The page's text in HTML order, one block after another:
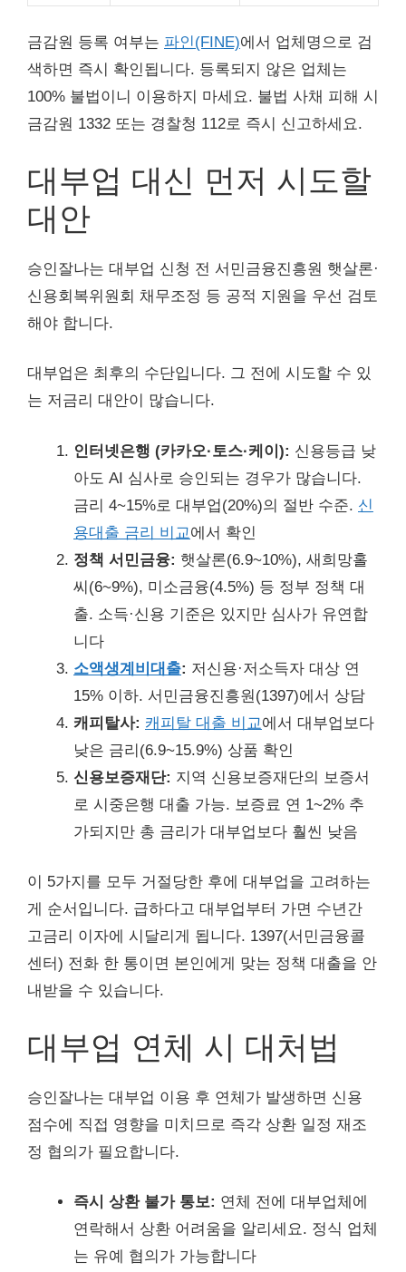
금감원 등록 여부는 파인(FINE)에서 업체명으로 검
색하면 즉시 확인됩니다. 등록되지 않은 업체는
100% 불법이니 이용하지 마세요. 불법 사채 피해 시
금감원 1332 또는 경찰청 112로 즉시 신고하세요.
대부업 대신 먼저 시도할
대안
승인잘나는 대부업 신청 전 서민금융진흥원 햇살론·
신용회복위원회 채무조정 등 공적 지원을 우선 검토
해야 합니다.
대부업은 최후의 수단입니다. 그 전에 시도할 수 있
는 저금리 대안이 많습니다.
인터넷은행 (카카오·토스·케이): 신용등급 낮
아도 AI 심사로 승인되는 경우가 많습니다.
금리 4~15%로 대부업(20%)의 절반 수준. 신
용대출 금리 비교에서 확인
정책 서민금융: 햇살론(6.9~10%), 새희망홀
씨(6~9%), 미소금융(4.5%) 등 정부 정책 대
출. 소득·신용 기준은 있지만 심사가 유연합
니다
소액생계비대출: 저신용·저소득자 대상 연
15% 이하. 서민금융진흥원(1397)에서 상담
캐피탈사: 캐피탈 대출 비교에서 대부업보다
낮은 금리(6.9~15.9%) 상품 확인
신용보증재단: 지역 신용보증재단의 보증서
로 시중은행 대출 가능. 보증료 연 1~2% 추
가되지만 총 금리가 대부업보다 훨씬 낮음
이 5가지를 모두 거절당한 후에 대부업을 고려하는
게 순서입니다. 급하다고 대부업부터 가면 수년간
고금리 이자에 시달리게 됩니다. 1397(서민금융콜
센터) 전화 한 통이면 본인에게 맞는 정책 대출을 안
내받을 수 있습니다.
대부업 연체 시 대처법
승인잘나는 대부업 이용 후 연체가 발생하면 신용
점수에 직접 영향을 미치므로 즉각 상환 일정 재조
정 협의가 필요합니다.
즉시 상환 불가 통보: 연체 전에 대부업체에
연락해서 상환 어려움을 알리세요. 정식 업체
는 유예 협의가 가능합니다